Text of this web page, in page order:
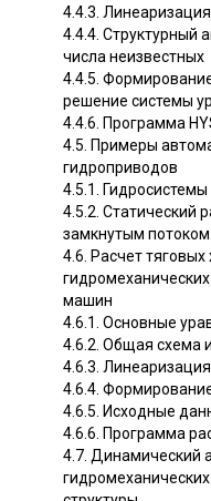
4.4.3.
4.4.4. Структурный
числа неизвестных
4.4.5.
решение системы
4.4.6. Программа
4.5. Примеры
гидроприводов
4.5.1.
4.5.2. Статический
замкнутым потоком
4.6. Расчет тяговых
машин
4.6.1. Основные
4.6.2. Общая схема
4.6.3.
4.6.4.
4.6.5. Исходные
4.6.6. Программа
4.7. Динамический